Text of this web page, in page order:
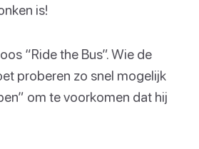
is!
“Ride the Bus”. Wie de
proberen zo snel mogelijk
om te voorkomen dat hij